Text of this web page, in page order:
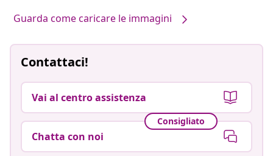
Guarda come caricare le immagini
Contattaci!
Vai al centro assistenza
Consigliato
Chatta con noi